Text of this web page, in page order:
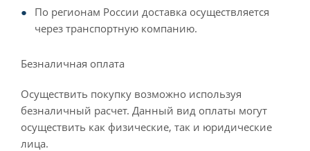
По регионам России доставка осуществляется
через транспортную компанию.
Безналичная оплата
Осуществить покупку возможно используя
безналичный расчет. Данный вид оплаты могут
осуществить как физические, так и юридические
лица.